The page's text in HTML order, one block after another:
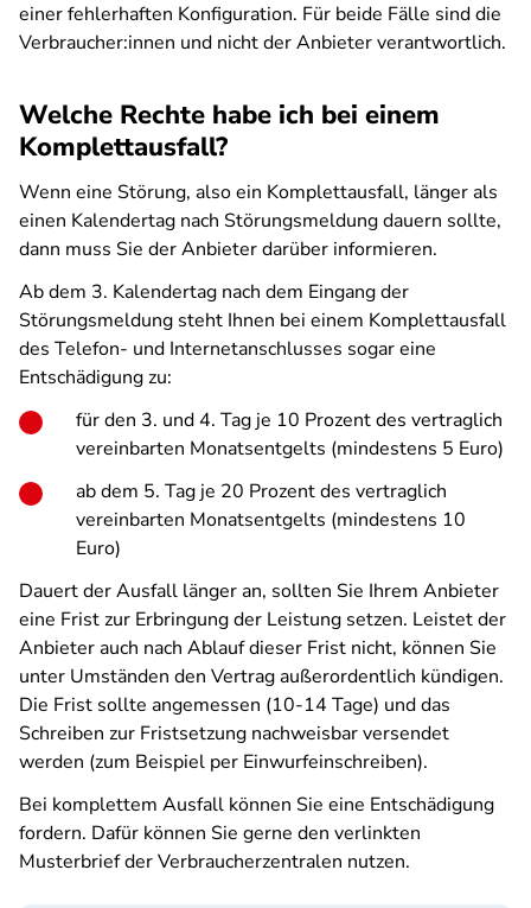
einer fehlerhaften Konfiguration. Für beide Fälle sind die
Verbraucher:innen und nicht der Anbieter verantwortlich.
Welche Rechte habe ich bei einem
Komplettausfall?
Wenn eine Störung, also ein Komplettausfall, länger als
einen Kalendertag nach Störungsmeldung dauern sollte,
dann muss Sie der Anbieter darüber informieren.
Ab dem 3. Kalendertag nach dem Eingang der
Störungsmeldung steht Ihnen bei einem Komplettausfall
des Telefon- und Internetanschlusses sogar eine
Entschädigung zu:
für den 3. und 4. Tag je 10 Prozent des vertraglich
vereinbarten Monatsentgelts (mindestens 5 Euro)
ab dem 5. Tag je 20 Prozent des vertraglich
vereinbarten Monatsentgelts (mindestens 10
Euro)
Dauert der Ausfall länger an, sollten Sie Ihrem Anbieter
eine Frist zur Erbringung der Leistung setzen. Leistet der
Anbieter auch nach Ablauf dieser Frist nicht, können Sie
unter Umständen den Vertrag außerordentlich kündigen.
Die Frist sollte angemessen (10-14 Tage) und das
Schreiben zur Fristsetzung nachweisbar versendet
werden (zum Beispiel per Einwurfeinschreiben).
Bei komplettem Ausfall können Sie eine Entschädigung
fordern. Dafür können Sie gerne den verlinkten
Musterbrief der Verbraucherzentralen nutzen.